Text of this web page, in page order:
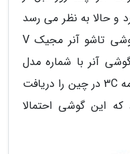
رونمایی کرد و حالا به نظر می رسد
تا چند هفته آینده قرار است با گوشی تاشو آنر مجیک V
آنر با شماره مدل
LRA-AN00 تأییدیه سازمان گواهینامه 3C در چین را دریافت
این گوشی احتمالا